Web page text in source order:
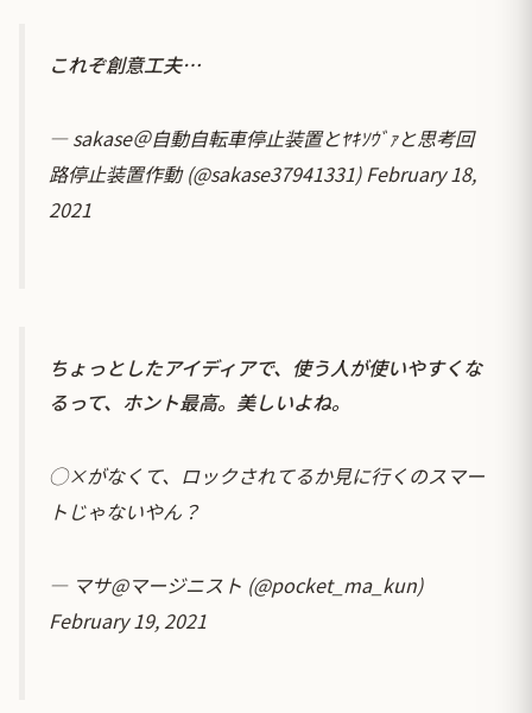
これぞ創意工夫…
— sakase＠自動自転車停止装置とﾔｷｿｳﾞｧと思考回
路停止装置作動 (@sakase37941331)February 18,
2021
ちょっとしたアイディアで、使う人が使いやすくな
るって、ホント最高。美しいよね。
◯×がなくて、ロックされてるか見に行くのスマー
トじゃないやん？
— マサ@マージニスト (@pocket_ma_kun)
February 19, 2021